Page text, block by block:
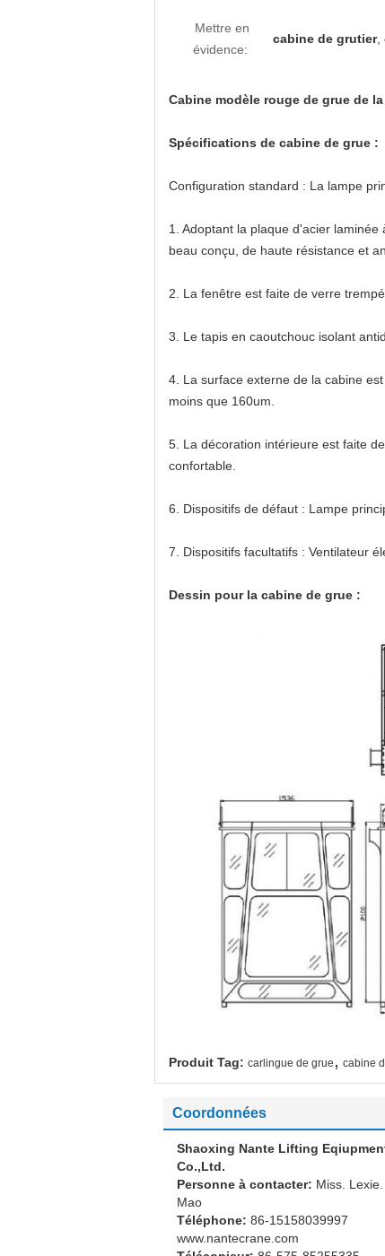
Mettre en
évidence:
cabine de grutier,
Cabine modèle rouge de grue de
Spécifications de cabine de grue :
Configuration standard : La lampe
1. Adoptant la plaque d'acier
beau conçu, de haute résistance et
2. La fenêtre est faite de verre
3. Le tapis en caoutchouc isolant
4. La surface externe de la cabine
moins que 160um.
5. La décoration intérieure est faite
confortable.
6. Dispositifs de défaut : Lampe
7. Dispositifs facultatifs : Ventilateur
Dessin pour la cabine de grue :
Produit Tag: carlingue de grue , cabine
Coordonnées
Shaoxing Nante Lifting
Co.,Ltd.
Personne à contacter: Miss. Lexie.
Mao
Téléphone: 86-15158039997
www.nantecrane.com